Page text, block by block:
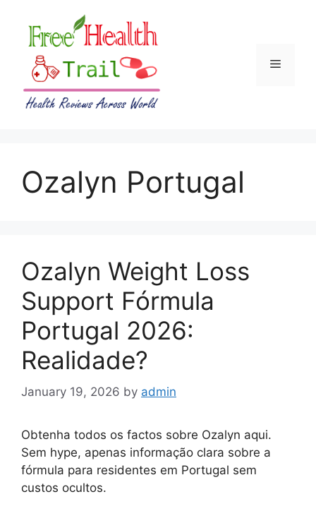
content
Menu
Ozalyn Portugal
Ozalyn Weight Loss
Support Fórmula
Portugal 2026:
Realidade?
January 19, 2026 by admin
Obtenha todos os factos sobre Ozalyn aqui.
Sem hype, apenas informação clara sobre a
fórmula para residentes em Portugal sem
custos ocultos.